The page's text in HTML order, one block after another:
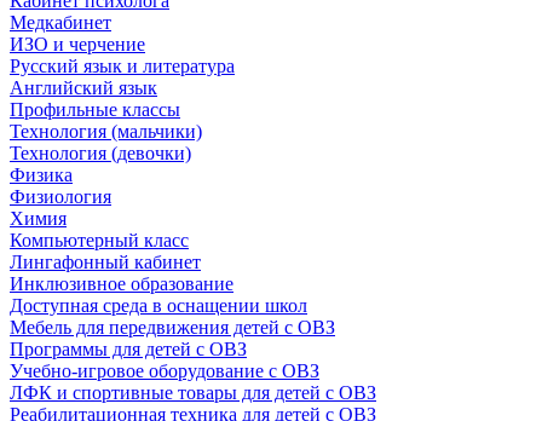
Медкабинет
ИЗО и черчение
Русский язык и литература
Английский язык
Профильные классы
Технология (мальчики)
Технология (девочки)
Физика
Физиология
Химия
Компьютерный класс
Лингафонный кабинет
Инклюзивное образование
Доступная среда в оснащении школ
Мебель для передвижения детей с ОВЗ
Программы для детей с ОВЗ
Учебно-игровое оборудование с ОВЗ
ЛФК и спортивные товары для детей с ОВЗ
Реабилитационная техника для детей с ОВЗ